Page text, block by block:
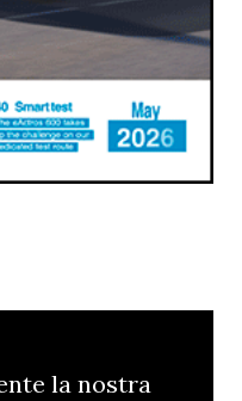
la nostra